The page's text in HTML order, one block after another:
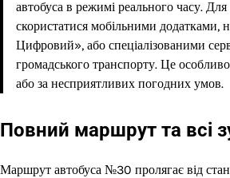
автобуса в режимі реального часу.
скористатися мобільними додатками,
Цифровий», або спеціалізованими
громадського транспорту. Це
або за несприятливих погодних умов.
Повний маршрут та всі
Маршрут автобуса №30 пролягає від